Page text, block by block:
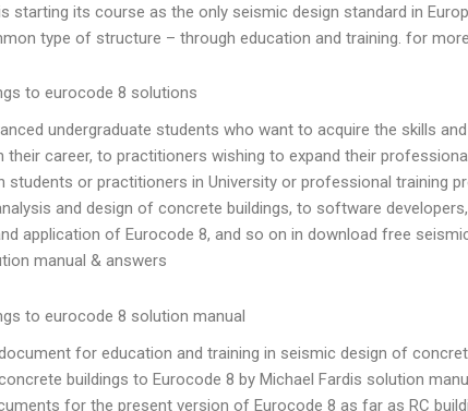
starting its course as the only seismic design standard in
type of structure – through education and training. for
to eurocode 8 solutions
undergraduate students who want to acquire the skills
career, to practitioners wishing to expand their
or practitioners in University or professional training
and design of concrete buildings, to software
application of Eurocode 8, and so on in download free
manual & answers
to eurocode 8 solution manual
for education and training in seismic design of
buildings to Eurocode 8 by Michael Fardis solution
for the present version of Eurocode 8 as far as RC